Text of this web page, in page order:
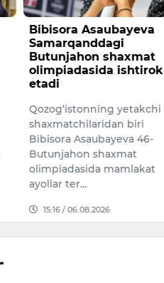
Bibisora Asaubayeva
Samarqanddagi
Butunjahon shaxmat
olimpiadasida ishtirok
etadi
Qozog‘istonning yetakchi
shaxmatchilaridan biri
Bibisora Asaubayeva 46-
Butunjahon shaxmat
olimpiadasida mamlakat
ayollar ter…
15:16 / 06.08.2026